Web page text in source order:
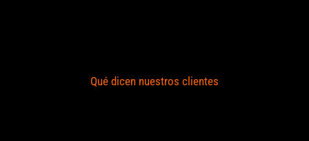
Qué dicen nuestros clientes